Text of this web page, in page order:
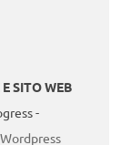
SITO WEB
-
Wordpress